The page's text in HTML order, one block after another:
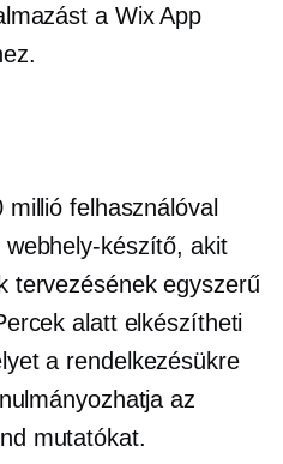
a Wix App
felhasználóval
készítő, akit
tervezésének egyszerű
alatt elkészítheti
a rendelkezésükre
az
mutatókat.